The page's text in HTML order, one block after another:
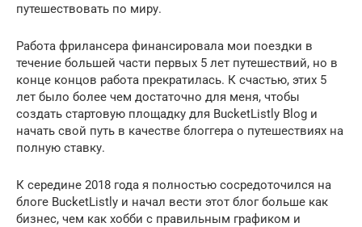
путешествовать по миру.
Работа фрилансера финансировала мои поездки в
течение большей части первых 5 лет путешествий, но в
конце концов работа прекратилась. К счастью, этих 5
лет было более чем достаточно для меня, чтобы
создать стартовую площадку для BucketListly Blog и
начать свой путь в качестве блоггера о путешествиях на
полную ставку.
К середине 2018 года я полностью сосредоточился на
блоге BucketListly и начал вести этот блог больше как
бизнес, чем как хобби с правильным графиком и